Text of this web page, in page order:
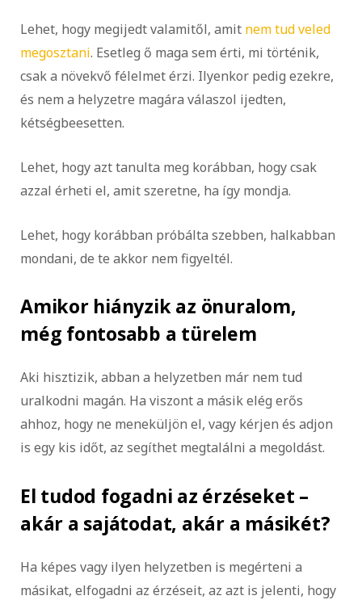
Lehet, hogy megijedt valamitől, amit nem tud veled
megosztani. Esetleg ő maga sem érti, mi történik,
csak a növekvő félelmet érzi. Ilyenkor pedig ezekre,
és nem a helyzetre magára válaszol ijedten,
kétségbeesetten.
Lehet, hogy azt tanulta meg korábban, hogy csak
azzal érheti el, amit szeretne, ha így mondja.
Lehet, hogy korábban próbálta szebben, halkabban
mondani, de te akkor nem figyeltél.
Amikor hiányzik az önuralom,
még fontosabb a türelem
Aki hisztizik, abban a helyzetben már nem tud
uralkodni magán. Ha viszont a másik elég erős
ahhoz, hogy ne meneküljön el, vagy kérjen és adjon
is egy kis időt, az segíthet megtalálni a megoldást.
El tudod fogadni az érzéseket –
akár a sajátodat, akár a másikét?
Ha képes vagy ilyen helyzetben is megérteni a
másikat, elfogadni az érzéseit, az azt is jelenti, hogy